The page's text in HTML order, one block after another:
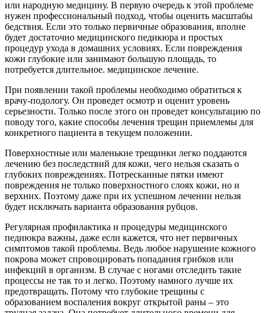
или народную медицину. В первую очередь к этой проблеме
нужен профессиональный подход, чтобы оценить масштабы
бедствия. Если это только первичные образования, вполне
будет достаточно медицинского педикюра и простых
процедур ухода в домашних условиях. Если повреждения
кожи глубокие или занимают большую площадь, то
потребуется длительное. медицинское лечение.
При появлении такой проблемы необходимо обратиться к
врачу-подологу. Он проведет осмотр и оценит уровень
серьезности. Только после этого он проведет консультацию по
поводу того, какие способы лечения трещин приемлемы для
конкретного пациента в текущем положении.
Поверхностные или маленькие трещинки легко поддаются
лечению без последствий для кожи, чего нельзя сказать о
глубоких повреждениях. Потресканные пятки имеют
повреждения не только поверхностного слоях кожи, но и
верхних. Поэтому даже при их успешном лечении нельзя
будет исключать варианта образования рубцов.
Регулярная профилактика и процедуры медицинского
педиюкра важны, даже если кажется, что нет первичных
симптомов такой проблемы. Ведь любое нарушение кожного
покрова может спровоцировать попадания грибков или
инфекций в организм. В случае с ногами отследить такие
процессы не так то и легко. Поэтому намного лучше их
предотвращать. Потому что глубокие трещины с
образованием воспаления вокруг открытой раны – это